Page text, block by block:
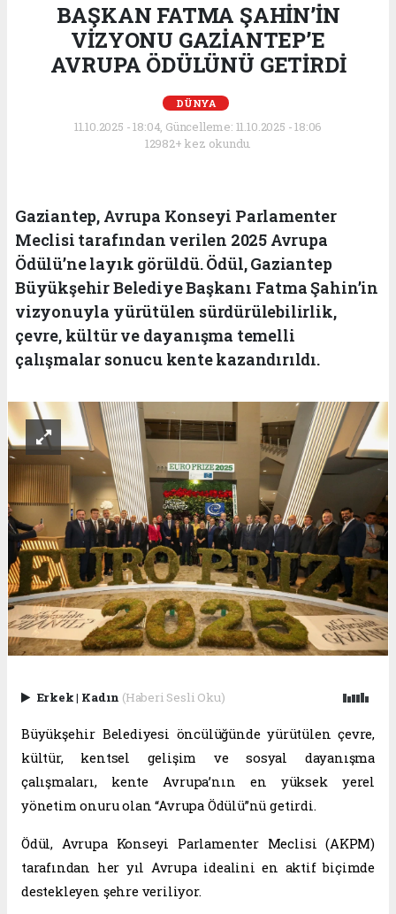
BAŞKAN FATMA ŞAHİN’İN
VİZYONU GAZİANTEP’E
AVRUPA ÖDÜLÜNÜ GETİRDİ
DÜNYA
11.10.2025 - 18:04, Güncelleme: 11.10.2025 - 18:06
12982+ kez okundu.
Gaziantep, Avrupa Konseyi Parlamenter
Meclisi tarafından verilen 2025 Avrupa
Ödülü’ne layık görüldü. Ödül, Gaziantep
Büyükşehir Belediye Başkanı Fatma Şahin’in
vizyonuyla yürütülen sürdürülebilirlik,
çevre, kültür ve dayanışma temelli
çalışmalar sonucu kente kazandırıldı.
Erkek| Kadın (Haberi Sesli Oku)
Büyükşehir Belediyesi öncülüğünde yürütülen çevre,
kültür, kentsel gelişim ve sosyal dayanışma
çalışmaları, kente Avrupa’nın en yüksek yerel
yönetim onuru olan “Avrupa Ödülü”nü getirdi.
Ödül, Avrupa Konseyi Parlamenter Meclisi (AKPM)
tarafından her yıl Avrupa idealini en aktif biçimde
destekleyen şehre veriliyor.